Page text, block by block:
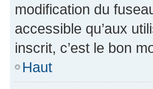
modification du
accessible qu’aux
inscrit, c’est le bon
Haut